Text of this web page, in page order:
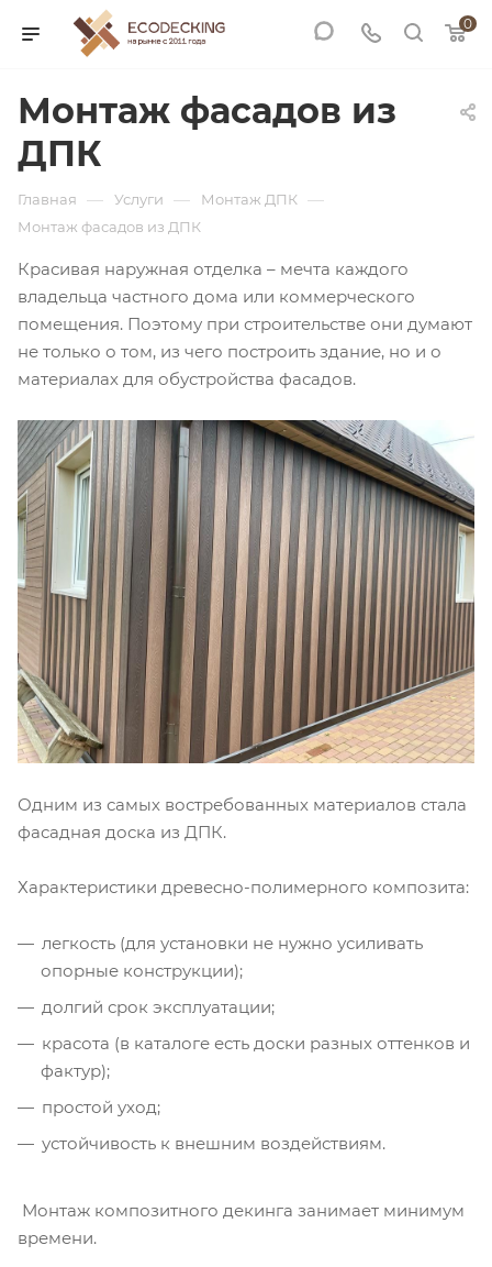
0
Монтаж фасадов из
ДПК
Главная — Услуги — Монтаж ДПК —
Монтаж фасадов из ДПК
Красивая наружная отделка – мечта каждого
владельца частного дома или коммерческого
помещения. Поэтому при строительстве они думают
не только о том, из чего построить здание, но и о
материалах для обустройства фасадов.
Одним из самых востребованных материалов стала
фасадная доска из ДПК.
Характеристики древесно-полимерного композита:
легкость (для установки не нужно усиливать
опорные конструкции);
долгий срок эксплуатации;
красота (в каталоге есть доски разных оттенков и
фактур);
простой уход;
устойчивость к внешним воздействиям.
Монтаж композитного декинга занимает минимум
времени.